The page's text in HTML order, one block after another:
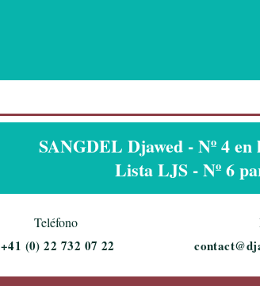
SANGDEL Djawed - Nº 4
Lista LJS - Nº 6
Teléfono
+41 (0) 22 732 07 22